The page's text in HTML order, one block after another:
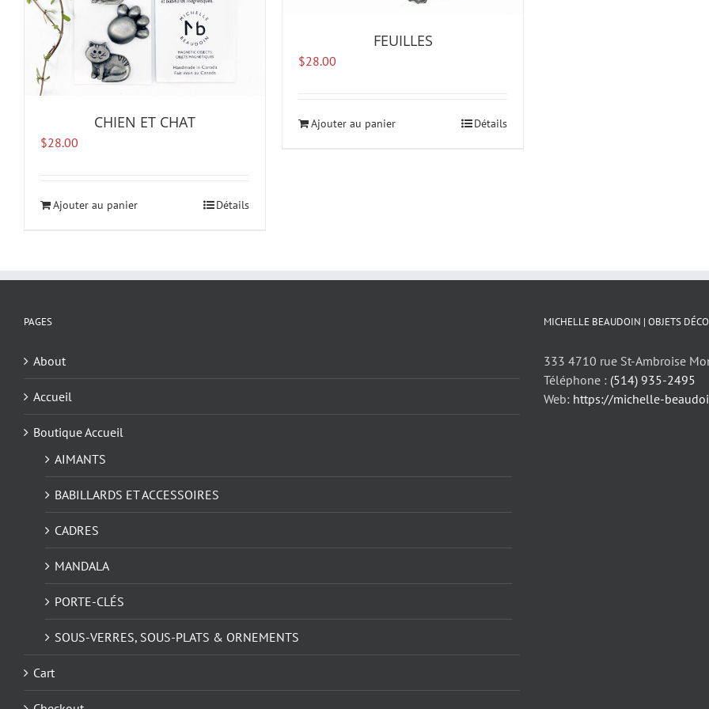
CHIEN ET CHAT
$28.00
Ajouter au panier Détails
FEUILLES
$28.00
Ajouter au panier Détails
PAGES
About
Accueil
Boutique Accueil
AIMANTS
BABILLARDS ET ACCESSOIRES
CADRES
MANDALA
PORTE-CLÉS
SOUS-VERRES, SOUS-PLATS & ORNEMENTS
Cart
MICHELLE BEAUDOIN | OBJETS
333 4710 rue St-Ambroise
Téléphone : (514) 935-2495
Web: https://michelle-